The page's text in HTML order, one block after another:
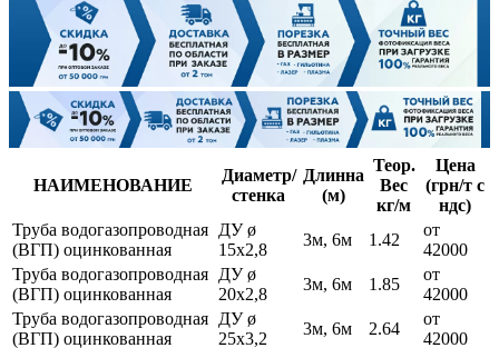
НАИМЕНОВАНИЕ
Диаметр/
стенка
Длинна
(м)
Теор.
Вес
кг/м
Цена
(грн/т с
ндс)
Труба водогазопроводная
(ВГП) оцинкованная
ДУ ø
15х2,8
3м, 6м 1.42
от
42000
Труба водогазопроводная
(ВГП) оцинкованная
ДУ ø
20х2,8
3м, 6м 1.85
от
42000
Труба водогазопроводная
(ВГП) оцинкованная
ДУ ø
25х3,2
3м, 6м 2.64
от
42000